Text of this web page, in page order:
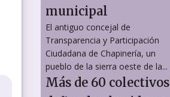
municipal
El antiguo concejal de
Transparencia y Participación
Ciudadana de Chapinería, un
pueblo de la sierra oeste de la...
Más de 60 colectivos